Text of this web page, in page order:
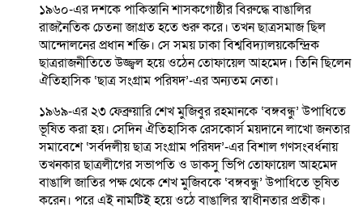
১৯৬০-এর দশকে পাকিস্তানি শাসকগোষ্ঠীর বিরুদ্ধে বাঙালির
রাজনৈতিক চেতনা জাগ্রত হতে শুরু করে। তখন ছাত্রসমাজ ছিল
আন্দোলনের প্রধান শক্তি। সে সময় ঢাকা বিশ্ববিদ্যালয়কেন্দ্রিক
ছাত্ররাজনীতিতে উজ্জ্বল হয়ে ওঠেন তোফায়েল আহমেদ। তিনি ছিলেন
ঐতিহাসিক ‘ছাত্র সংগ্রাম পরিষদ’-এর অন্যতম নেতা।
১৯৬৯-এর ২৩ ফেব্রুয়ারি শেখ মুজিবুর রহমানকে ‘বঙ্গবন্ধু’ উপাধিতে
ভূষিত করা হয়। সেদিন ঐতিহাসিক রেসকোর্স ময়দানে লাখো জনতার
সমাবেশে ‘সর্বদলীয় ছাত্র সংগ্রাম পরিষদ’-এর বিশাল গণসংবর্ধনায়
তখনকার ছাত্রলীগের সভাপতি ও ডাকসু ভিপি তোফায়েল আহমেদ
বাঙালি জাতির পক্ষ থেকে শেখ মুজিবকে ‘বঙ্গবন্ধু’ উপাধিতে ভূষিত
করেন। পরে এই নামটিই হয়ে ওঠে বাঙালির স্বাধীনতার প্রতীক।